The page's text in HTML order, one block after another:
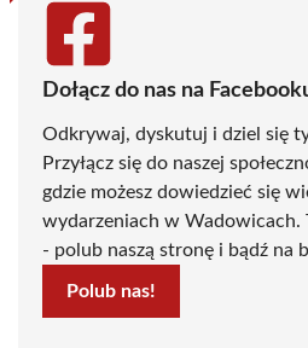
Dołącz do nas na
Odkrywaj, dyskutuj i dziel się
Przyłącz się do naszej
gdzie możesz dowiedzieć się
wydarzeniach w Wadowicach.
- polub naszą stronę i bądź na
Polub nas!